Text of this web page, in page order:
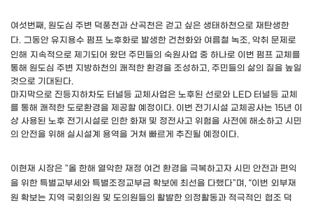
여섯번째 , 원도심 주변 덕풍천과 산곡천은 걷고 싶은 생태하천으로 재탄생한
다. 그동안 유지용수 펌프 노후화로 발생한 건천화와 여름철 녹조, 악취 문제로
인해 지속적으로 제기되어 왔던 주민들의 숙원사업 중 하나로 이번펌프 교체를
통해 원도심 주변 지방하천의 쾌적한 환경을 조성하고, 주민들의 삶의 질을 높일
것으로 기대된다.
마지막으로 진등지하차도 터널등 교체사업은 노후된 선로와 LED 터널등 교체
를 통해 쾌적한 도로환경을 제공할 예정이다. 이번 전기시설 교체공사는 15년 이
상 사용된 노후 전기시설로 인한 화재 및 정전사고 위험을 사전에 해소하고 시민
의 안전을 위해 실시설계 용역을 거쳐 빠르게 추진될 예정이다.
이현재 시장은 "올 한해 열악한 재정 여건 환경을 극복하고자 시민 안전과 편익
을 위한 특별교부세와 특별조정교부금 확보에 최선을 다했다"며 , “이번 외부재
원 확보는 지역 국회의원 및 도의원들의 활발한 의정활동과 적극적인 협조 덕